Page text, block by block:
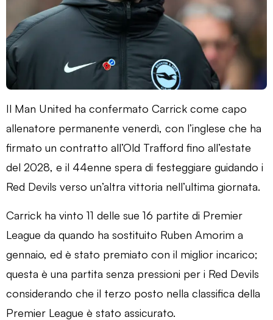
Il Man United ha confermato Carrick come capo
allenatore permanente venerdì, con l’inglese che ha
firmato un contratto all’Old Trafford fino all’estate
del 2028, e il 44enne spera di festeggiare guidando i
Red Devils verso un’altra vittoria nell’ultima giornata.
Carrick ha vinto 11 delle sue 16 partite di Premier
League da quando ha sostituito Ruben Amorim a
gennaio, ed è stato premiato con il miglior incarico;
questa è una partita senza pressioni per i Red Devils
considerando che il terzo posto nella classifica della
Premier League è stato assicurato.